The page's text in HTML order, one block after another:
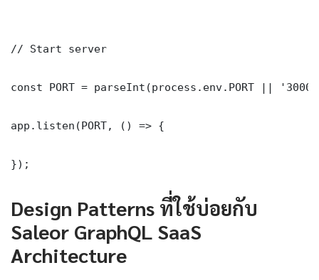
// Start server
const PORT = parseInt(process.env.PORT ||
app.listen(PORT, () => {
});
Design Patterns ที่ใช้บ่อยกับ
Saleor GraphQL SaaS
Architecture